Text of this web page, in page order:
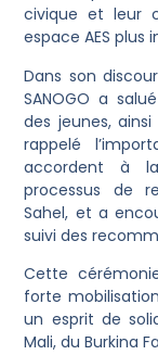
civique et leur
espace AES plus
Dans son
SANOGO a
des jeunes,
rappelé
accordent à
processus de
Sahel, et a
suivi des
Cette
forte
un esprit de
Mali, du Burkina